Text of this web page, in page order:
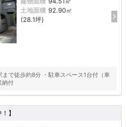
土地面積 92.90㎡
(28.1坪)
まで徒歩約8分 ・駐車スペース1台付（車
納付
】